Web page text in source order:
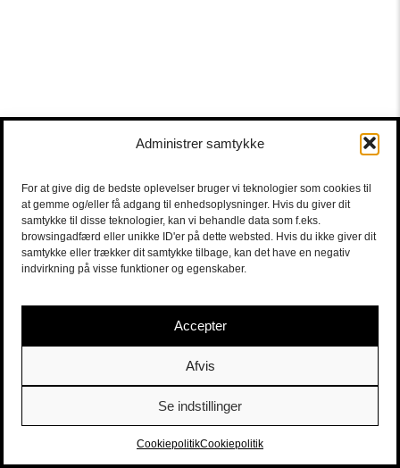
Administrer samtykke
For at give dig de bedste oplevelser bruger vi teknologier som cookies til
at gemme og/eller få adgang til enhedsoplysninger. Hvis du giver dit
samtykke til disse teknologier, kan vi behandle data som f.eks.
browsingadfærd eller unikke ID'er på dette websted. Hvis du ikke giver dit
samtykke eller trækker dit samtykke tilbage, kan det have en negativ
indvirkning på visse funktioner og egenskaber.
Accepter
Afvis
Se indstillinger
CookiepolitikCookiepolitik
Sort/Hvid | Staldgade 26-30 - 1699 Copenhagen V |
Tickets|billet@sort-hvid.dk